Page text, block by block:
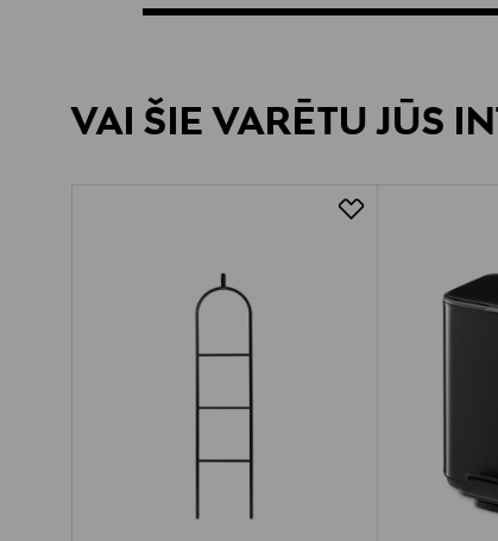
VAI ŠIE VARĒTU JŪS